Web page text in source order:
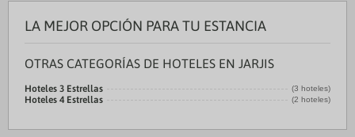
LA MEJOR OPCIÓN PARA TU ESTANCIA
OTRAS CATEGORÍAS DE HOTELES EN JARJIS
Hoteles 3 Estrellas (3 hoteles)
Hoteles 4 Estrellas (2 hoteles)